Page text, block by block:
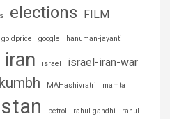
elections FILM
goldprice google hanuman-jayanti
iran israel israel-iran-war
MAHashivratri mamta
petrol rahul-gandhi rahul-